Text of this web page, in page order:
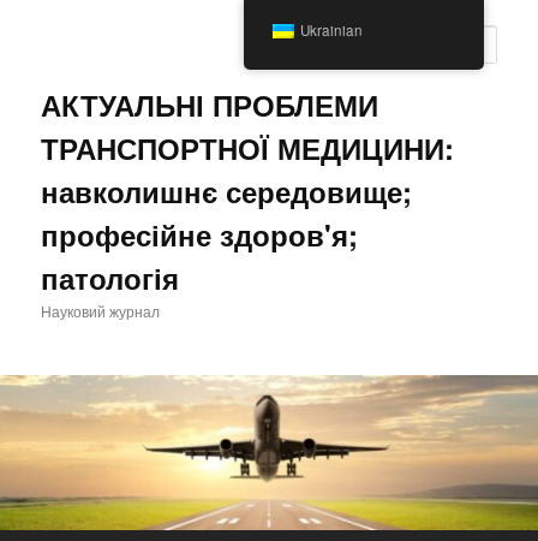
АКТУАЛЬНІ ПРОБЛЕМИ
ТРАНСПОРТНОЇ МЕДИЦИНИ:
навколишнє середовище;
професійне здоров'я;
патологія
Науковий журнал
Ukrainian